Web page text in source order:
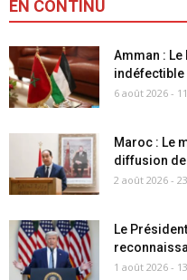
EN CONTINU
Amman :
indéfectible
6 août 2026 -
Maroc : Le
diffusion de
2 août 2026 -
Le
1 août 2026 -